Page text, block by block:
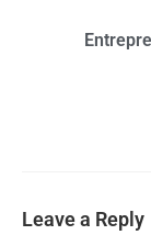
Leave a Reply